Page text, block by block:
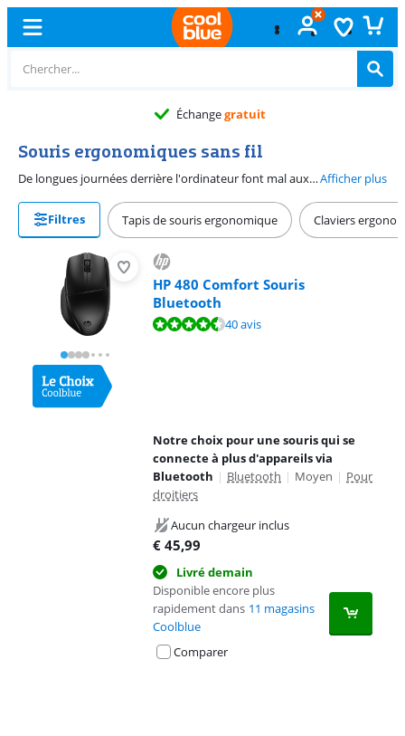
Échangegratuit
Souris ergonomiques sans fil
De longues journées derrière l'ordinateur font mal aux mains et aux bras. Une souris ergonomique aide à réduire la charge sur votre poignet, votre main et votre bras. Par exemple, imaginez une souris avec une boule de commande où vous déplacez le curseur de la souris simplement en utilisant votre pouce. Et sans fil, pour qu’il n’y ait aucun enchevêtrement de câbles sur votre bureau.Afficher plus
Filtres Tapis de souris ergonomique Claviers
HP 480 Comfort Souris
Bluetooth
La note est de 8,7 sur 10, basée sur 40 avis.40 avis
Notre choix pour une souris qui se
connecte à plus d'appareils via
Bluetooth | Bluetooth | Moyen | Pour
droitiers
Aucun chargeur inclus
€ 45,99
Livré demain
Disponible encore plus
rapidement dans 11 magasins
Coolblue
Comparer